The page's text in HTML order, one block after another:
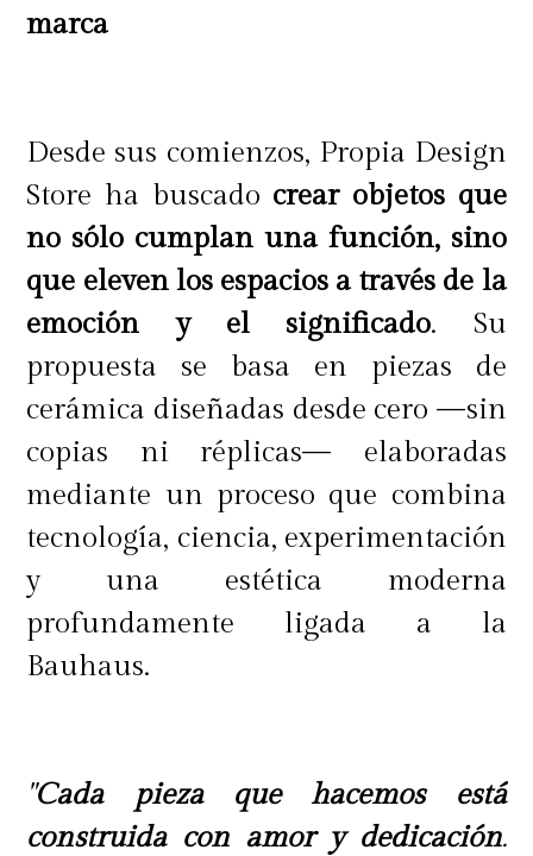
marca
Desde sus comienzos, Propia Design
Store ha buscado crear objetos que
no sólo cumplan una función, sino
que eleven los espacios a través de la
emoción y el significado. Su
propuesta se basa en piezas de
cerámica diseñadas desde cero —sin
copias ni réplicas— elaboradas
mediante un proceso que combina
tecnología, ciencia, experimentación
y una estética moderna
profundamente ligada a la
Bauhaus.
"Cada pieza que hacemos está
construida con amor y dedicación.